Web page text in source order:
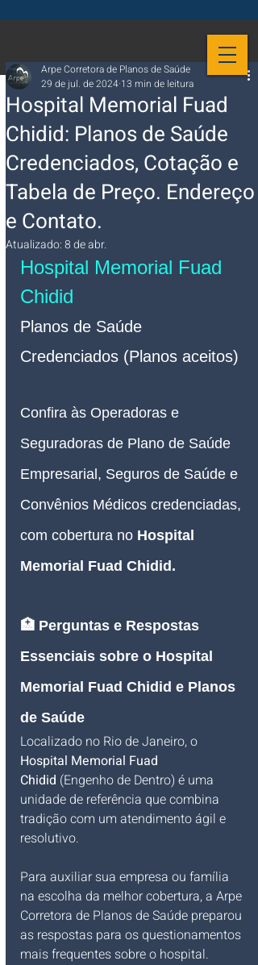
Hospital Memorial Fuad
Chidid: Planos de Saúde
Credenciados, Cotação e
Tabela de Preço. Endereço
e Contato.
Arpe Corretora de Planos de Saúde
29 de jul. de 2024 13 min de leitura
Atualizado:8 de abr.
Hospital Memorial Fuad
Chidid
Planos de Saúde
Credenciados (Planos aceitos)
Confira às Operadoras e
Seguradoras de Plano de Saúde
Empresarial, Seguros de Saúde e
Convênios Médicos credenciadas,
com cobertura no Hospital
Memorial Fuad Chidid.
🏥 Perguntas e Respostas
Essenciais sobre o Hospital
Memorial Fuad Chidid e Planos
de Saúde
Localizado no Rio de Janeiro, o
Hospital Memorial Fuad
Chidid (Engenho de Dentro) é uma
unidade de referência que combina
tradição com um atendimento ágil e
resolutivo.
Para auxiliar sua empresa ou família
na escolha da melhor cobertura, a Arpe
Corretora de Planos de Saúde preparou
as respostas para os questionamentos
mais frequentes sobre o hospital.